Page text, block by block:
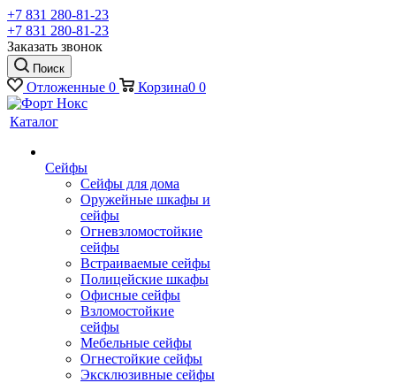
+7 831 280-81-23
+7 831 280-81-23
Заказать звонок
Поиск
Отложенные 0 Корзина0 0
Каталог
Сейфы
Сейфы для дома
Оружейные шкафы и
сейфы
Огневзломостойкие
сейфы
Встраиваемые сейфы
Полицейские шкафы
Офисные сейфы
Взломостойкие
сейфы
Мебельные сейфы
Огнестойкие сейфы
Эксклюзивные сейфы